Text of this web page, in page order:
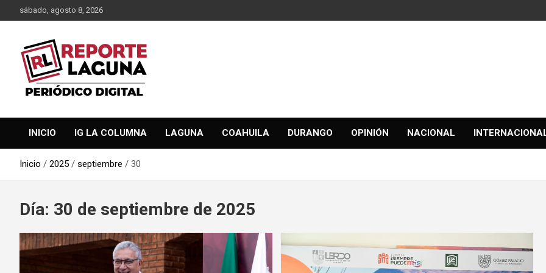
al
sábado, agosto 8, 2026
Reporte Laguna
INICIO IG LA COLUMNA LAGUNA COAHUILA DURANGO OPINIÓN NACIONAL
Inicio 2025 septiembre 30
Día: 30 de septiembre de 2025